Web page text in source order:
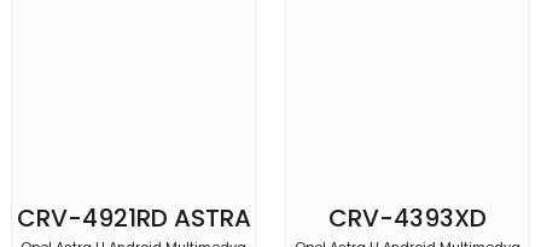
CRV-4921RD ASTRA
CRV-4393XD